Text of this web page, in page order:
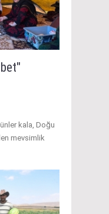
kala, Doğu
mevsimlik